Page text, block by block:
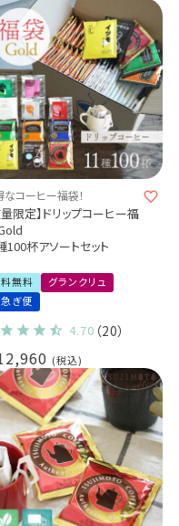
なコーヒー福袋！
量限定】ドリップコーヒー福
100杯アソートセット
無料
グランクリュ
ぎ便
4.70 （20）
税込